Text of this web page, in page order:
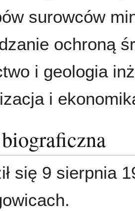
surowców
ochroną
i geologia
i
się 9 sierpnia